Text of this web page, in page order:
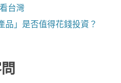
台灣
品」是否值得花錢投資？